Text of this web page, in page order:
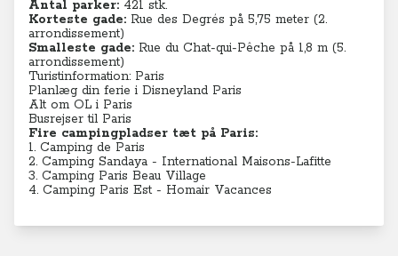
Antal parker: 421 stk.
Korteste gade: Rue des Degrés på 5,75 meter (2.
arrondissement)
Smalleste gade: Rue du Chat-qui-Pêche på 1,8 m (5.
arrondissement)
Turistinformation: Paris
Planlæg din ferie i Disneyland Paris
Alt om OL i Paris
Busrejser til Paris
Fire campingpladser tæt på Paris:
1. Camping de Paris
2. Camping Sandaya - International Maisons-Lafitte
3. Camping Paris Beau Village
4. Camping Paris Est - Homair Vacances